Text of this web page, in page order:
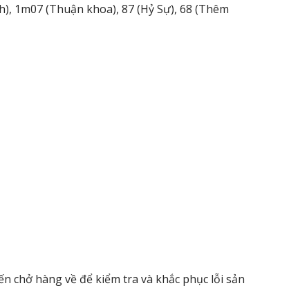
1m07 (Thuận khoa), 87 (Hỷ Sự), 68 (Thêm
chở hàng về để kiểm tra và khắc phục lỗi sản